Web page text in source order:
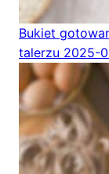
Bukiet
talerzu 2025-